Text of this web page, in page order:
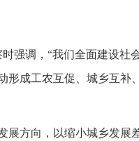
强调，“我们全面建设社
形成工农互促、城乡互补
展方向，以缩小城乡发展